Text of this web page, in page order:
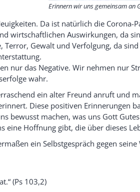
Erinnern wir uns gemeinsam an
Da ist natürlich die Corona-
wirtschaftlichen Auswirkungen, da
Terror, Gewalt und Verfolgung, da
nur das Negative. Wir nehmen nur
wahr.
ein alter Freund anruft und
Diese positiven Erinnerungen
bewusst machen, was uns Gott
eine Hoffnung gibt, die über dieses
ein Selbstgespräch gegen
(Ps 103,2)